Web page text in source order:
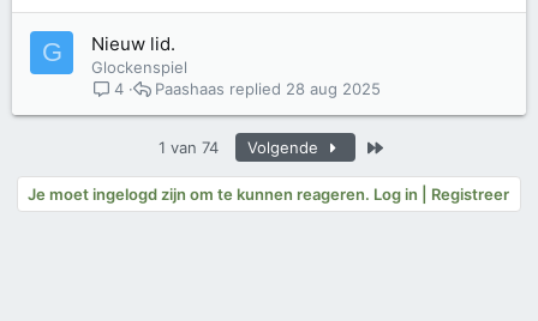
G Nieuw lid.
Glockenspiel
4
28 aug 2025
Paashaas
1 van 74 Volgende
Je moet ingelogd zijn om te kunnen reageren. Log in | Registreer